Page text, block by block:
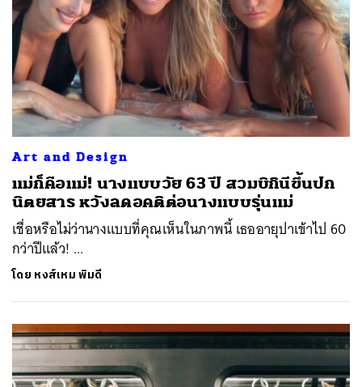
Art and Design
แม่ก็คือแม่! นางแบบวัย 63 ปี สวมบิกินีขึ้นปก
นิตยสาร หวังลดอคติต่อนางแบบรุ่นแม่
เชื่อหรือไม่ว่านางแบบที่คุณเห็นในภาพนี้ เธออายุปาเข้าไป 60
กว่าปีแล้ว! ...
โดย หงส์เหม พิมดี